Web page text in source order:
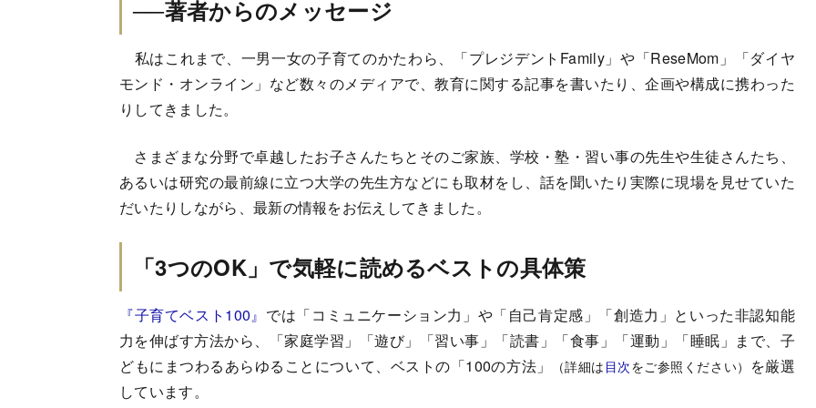
──著者からのメッセージ
私はこれまで、一男一女の子育てのかたわら、「プレジデントFamily」や「ReseMom」「ダイヤ
モンド・オンライン」など数々のメディアで、教育に関する記事を書いたり、企画や構成に携わった
りしてきました。
さまざまな分野で卓越したお子さんたちとそのご家族、学校・塾・習い事の先生や生徒さんたち、
あるいは研究の最前線に立つ大学の先生方などにも取材をし、話を聞いたり実際に現場を見せていた
だいたりしながら、最新の情報をお伝えしてきました。
「3つのOK」で気軽に読めるベストの具体策
『子育てベスト100』 では「コミュニケーション力」や「自己肯定感」「創造力」といった非認知能
力を伸ばす方法から、「家庭学習」「遊び」「習い事」「読書」「食事」「運動」「睡眠」まで、子
どもにまつわるあらゆることについて、ベストの「100の方法」
（詳細は 目次をご参照ください） を厳選
しています。